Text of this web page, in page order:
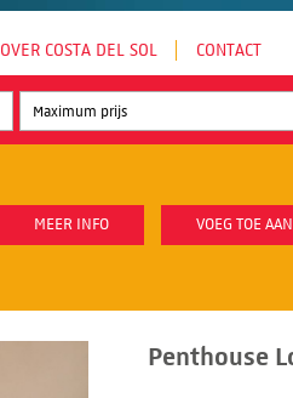
OVER COSTA DEL SOL CONTACT
MEER INFO VOEG TOE
Penthouse